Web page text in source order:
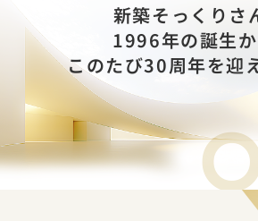
新築そっくりさ
1996年の誕生か
このたび30周年を迎